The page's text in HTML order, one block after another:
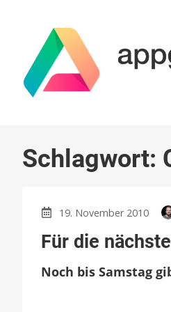
Schlagwort:
19. November 2010
Für die
Noch bis Samstag